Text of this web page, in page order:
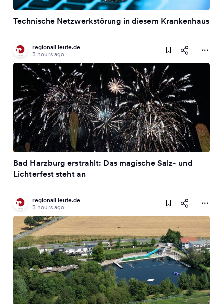
Technische Netzwerkstörung in diesem Krankenhaus
regionalHeute.de
3 hours ago
Bad Harzburg erstrahlt: Das magische Salz- und
Lichterfest steht an
regionalHeute.de
3 hours ago